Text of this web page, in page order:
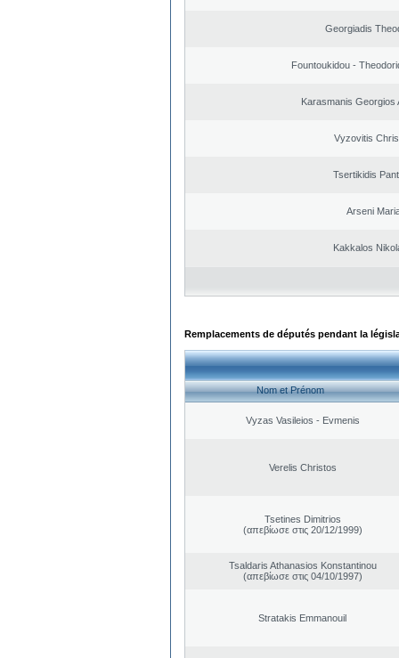
Georgiadis
Fountoukidou -
Karasmanis Georgios
Vyzovitis
Tsertikidis
Arseni
Kakkalos
Remplacements de députés pendant la
Nom et Prénom
Vyzas Vasileios - Evmenis
Verelis Christos
Tsetines Dimitrios
(απεβίωσε στις 20/12/1999)
Tsaldaris Athanasios Konstantinou
(απεβίωσε στις 04/10/1997)
Stratakis Emmanouil